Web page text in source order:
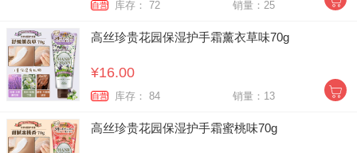
自营 库存： 72 销量：25
高丝珍贵花园保湿护手霜薰衣草味70g
¥16.00
自营 库存： 84 销量：13
高丝珍贵花园保湿护手霜蜜桃味70g